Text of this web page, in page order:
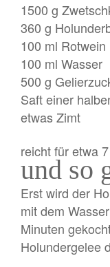
1500 g
360 g
100 ml Rotwein
100 ml Wasser
500 g
Saft einer
etwas Zimt
reicht für etwa
und so
Erst wird der
mit dem
Minuten
Holundergelee